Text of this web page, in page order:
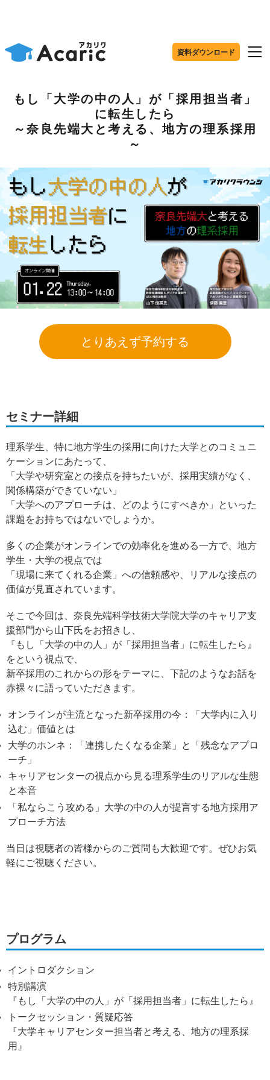
資料ダウンロード
もし「大学の中の人」が「採用担当者」
に転生したら
～奈良先端大と考える、地方の理系採用
～
とりあえず予約する
セミナー詳細
理系学生、特に地方学生の採用に向けた大学とのコミュニ
ケーションにあたって、
「大学や研究室との接点を持ちたいが、採用実績がなく、
関係構築ができていない」
「大学へのアプローチは、どのようにすべきか」といった
課題をお持ちではないでしょうか。
多くの企業がオンラインでの効率化を進める一方で、地方
学生・大学の視点では
「現場に来てくれる企業」への信頼感や、リアルな接点の
価値が見直されています。
そこで今回は、奈良先端科学技術大学院大学のキャリア支
援部門から山下氏をお招きし、
『もし「大学の中の人」が「採用担当者」に転生したら』
をという視点で、
新卒採用のこれからの形をテーマに、下記のようなお話を
赤裸々に語っていただきます。
オンラインが主流となった新卒採用の今：「大学内に入り
込む」価値とは
大学のホンネ：「連携したくなる企業」と「残念なアプロ
ーチ」
キャリアセンターの視点から見る理系学生のリアルな生態
と本音
「私ならこう攻める」大学の中の人が提言する地方採用ア
プローチ方法
当日は視聴者の皆様からのご質問も大歓迎です。ぜひお気
軽にご視聴ください。
プログラム
イントロダクション
特別講演
『もし「大学の中の人」が「採用担当者」に転生したら』
トークセッション・質疑応答
『大学キャリアセンター担当者と考える、地方の理系採
用』